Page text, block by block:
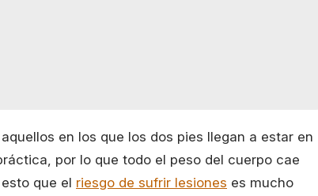
en los que los dos pies llegan a estar en
por lo que todo el peso del cuerpo cae
que el riesgo de sufrir lesiones es mucho